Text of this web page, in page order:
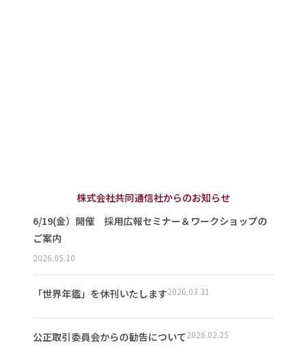
株式会社共同通信社からのお知らせ
6/19(金）開催 採用広報セミナー＆ワークショップの
ご案内
2026.05.10
「世界年鑑」を休刊いたします2026.03.31
公正取引委員会からの勧告について2026.02.25